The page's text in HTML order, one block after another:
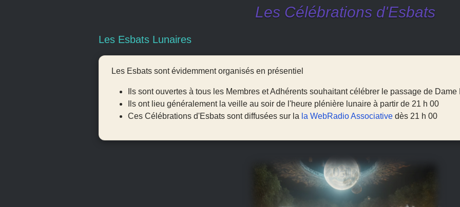
Les Célébrations d'Esbats
Les Esbats Lunaires
Les Esbats sont évidemment organisés en présentiel
Ils sont ouvertes à tous les Membres et Adhérents souhaitant célébrer le passage de Dame
Ils ont lieu généralement la veille au soir de l'heure plénière lunaire à partir de 21 h 00
Ces Célébrations d'Esbats sont diffusées sur la la WebRadio Associative dès 21 h 00